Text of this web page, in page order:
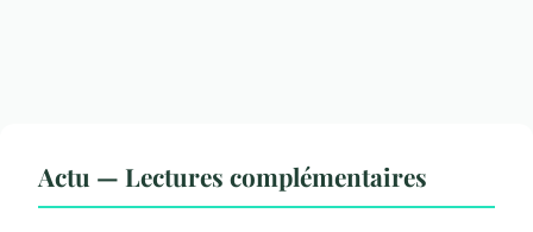
Actu — Lectures complémentaires